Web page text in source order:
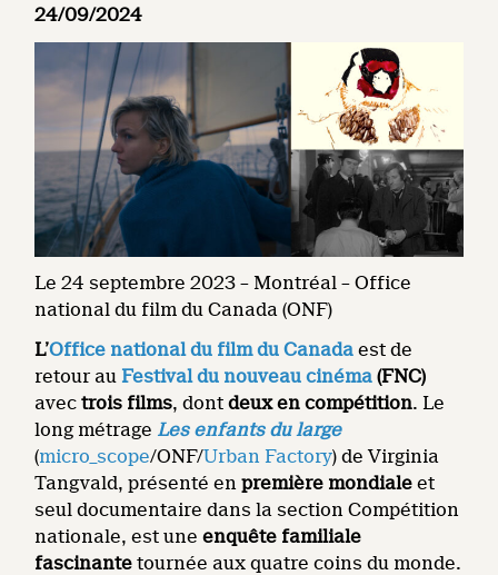
24/09/2024
Le 24 septembre 2023 – Montréal – Office
national du film du Canada (ONF)
L’Office national du film du Canada est de
retour au Festival du nouveau cinéma (FNC)
avectrois films, dontdeux en compétition. Le
long métrage Les enfants du large
(micro_scope/ONF/Urban Factory) de Virginia
Tangvald, présenté enpremière mondiale et
seul documentaire dans la section Compétition
nationale, est uneenquête familiale
fascinante tournée aux quatre coins du monde.